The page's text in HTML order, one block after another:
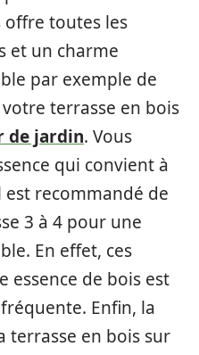
offre toutes les
et un charme
par exemple de
terrasse en bois
de jardin. Vous
qui convient à
recommandé de
3 à 4 pour une
En effet, ces
essence de bois est
Enfin, la
terrasse en bois sur